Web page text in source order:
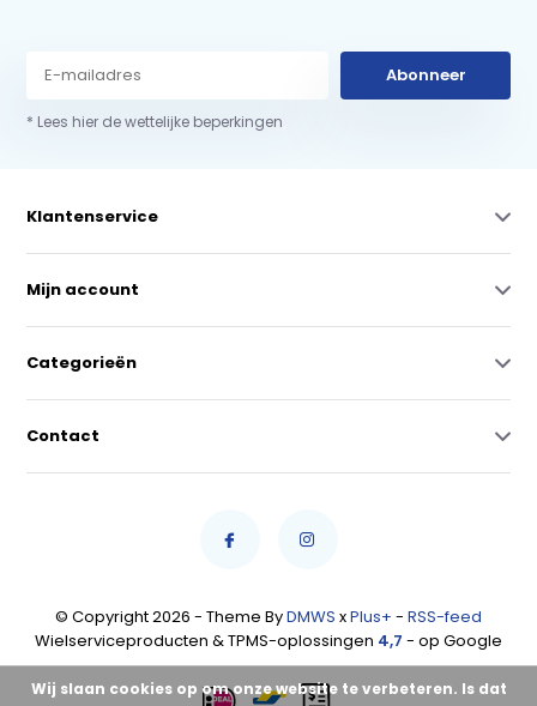
Abonneer
* Lees hier de wettelijke beperkingen
Klantenservice
Mijn account
Categorieën
Contact
© Copyright 2026 - Theme ByDMWS xPlus+ - RSS-feed
Wielserviceproducten & TPMS-oplossingen 4,7 - op Google
Wij slaan cookies op om onze website te verbeteren. Is dat